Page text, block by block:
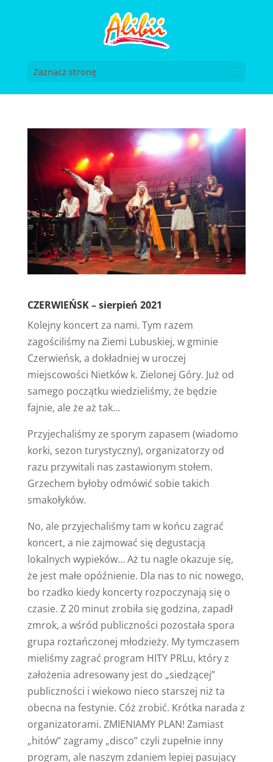
Zaznacz stronę
CZERWIEŃSK – sierpień 2021
Kolejny koncert za nami. Tym razem
zagościliśmy na Ziemi Lubuskiej, w gminie
Czerwieńsk, a dokładniej w uroczej
miejscowości Nietków k. Zielonej Góry. Już od
samego początku wiedzieliśmy, że będzie
fajnie, ale że aż tak…
Przyjechaliśmy ze sporym zapasem (wiadomo
korki, sezon turystyczny), organizatorzy od
razu przywitali nas zastawionym stołem.
Grzechem byłoby odmówić sobie takich
smakołyków.
No, ale przyjechaliśmy tam w końcu zagrać
koncert, a nie zajmować się degustacją
lokalnych wypieków… Aż tu nagle okazuje się,
że jest małe opóźnienie. Dla nas to nic nowego,
bo rzadko kiedy koncerty rozpoczynają się o
czasie. Z 20 minut zrobiła się godzina, zapadł
zmrok, a wśród publiczności pozostała spora
grupa roztańczonej młodzieży. My tymczasem
mieliśmy zagrać program HITY PRLu, który z
założenia adresowany jest do „siedzącej”
publiczności i wiekowo nieco starszej niż ta
obecna na festynie. Cóż zrobić. Krótka narada z
organizatorami. ZMIENIAMY PLAN! Zamiast
„hitów” zagramy „disco” czyli zupełnie inny
program, ale naszym zdaniem lepiej pasujący